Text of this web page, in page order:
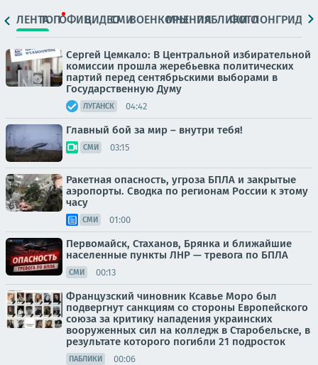
ЛЕНТАТОПОФИЦ.ВИДЕОСМИВОЕНКОРЫМНЕНИЯПАБЛИКИ
ФОТОЛОНГРИДЫ
Сергей Цемкало: В Центральной избирательной
комиссии прошла жеребьевка политических
партий перед сентябрьскими выборами в
Государственную Думу
ЛУГАНСК 04:42
Главный бой за мир – внутри тебя!
СМИ 03:15
Ракетная опасность, угроза БПЛА и закрытые
аэропорты. Сводка по регионам России к этому
часу
СМИ 01:00
Первомайск, Стаханов, Брянка и ближайшие
населенные пункты ЛНР — тревога по БПЛА
СМИ 00:13
Французский чиновник Ксавье Моро был
подвергнут санкциям со стороны Европейского
союза за критику нападения украинских
вооруженных сил на колледж в Старобельске, в
результате которого погибли 21 подросток
ПАБЛИКИ 00:06